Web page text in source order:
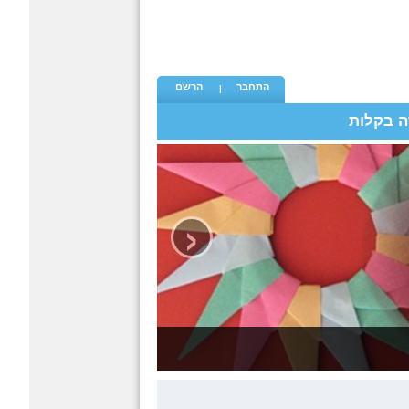
הרשם התחבר
בקלות
אוריגמי - קטגורית האוריגמי הגדולה בישראל
‹